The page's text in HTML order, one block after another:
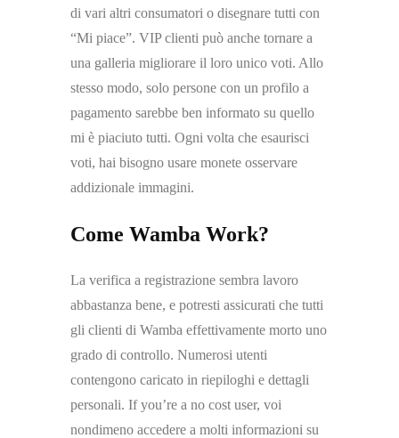
di vari altri consumatori o disegnare tutti con
“Mi piace”. VIP clienti può anche tornare a
una galleria migliorare il loro unico voti. Allo
stesso modo, solo persone con un profilo a
pagamento sarebbe ben informato su quello
mi è piaciuto tutti. Ogni volta che esaurisci
voti, hai bisogno usare monete osservare
addizionale immagini.
Come Wamba Work?
La verifica a registrazione sembra lavoro
abbastanza bene, e potresti assicurati che tutti
gli clienti di Wamba effettivamente morto uno
grado di controllo. Numerosi utenti
contengono caricato in riepiloghi e dettagli
personali. If you’re a no cost user, voi
nondimeno accedere a molti informazioni su